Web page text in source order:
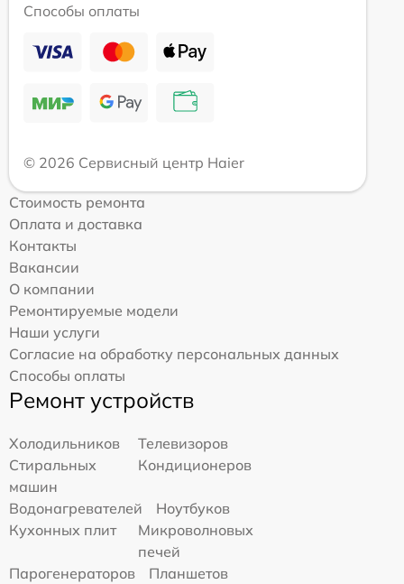
Способы оплаты
© 2026 Сервисный центр Haier
Стоимость ремонта
Оплата и доставка
Контакты
Вакансии
О компании
Ремонтируемые модели
Наши услуги
Согласие на обработку персональных данных
Способы оплаты
Ремонт устройств
Холодильников
Телевизоров
Стиральных
машин
Кондиционеров
Водонагревателей
Ноутбуков
Кухонных плит
Микроволновых
печей
Парогенераторов
Планшетов